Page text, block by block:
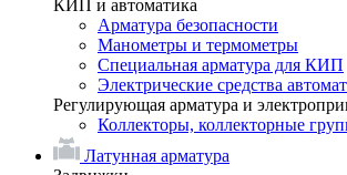
КИП и автоматика
Арматура безопасности
Манометры и термометры
Специальная арматура для КИП
Электрические средства
Регулирующая арматура и
Коллекторы, коллекторные
Латунная арматура